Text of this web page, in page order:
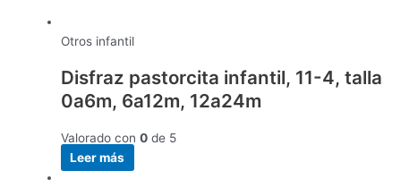
Otros infantil
Disfraz pastorcita infantil, 11-4, talla
0a6m, 6a12m, 12a24m
Valorado con 0 de 5
Leer más